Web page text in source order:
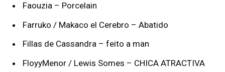
Faouzia – Porcelain
Farruko / Makaco el Cerebro – Abatido
Fillas de Cassandra – feito a man
FloyyMenor / Lewis Somes – CHICA ATRACTIVA